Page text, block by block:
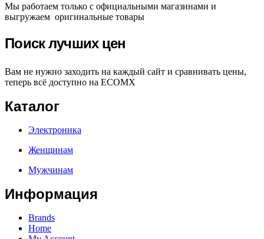
Мы работаем только с официальными магазинами и
выгружаем оригинальные товары
Поиск лучших цен
Вам не нужно заходить на каждый сайт и сравнивать цены,
теперь всё доступно на ECOMX
Каталог
Электроника
Женщинам
Мужчинам
Информация
Brands
Home